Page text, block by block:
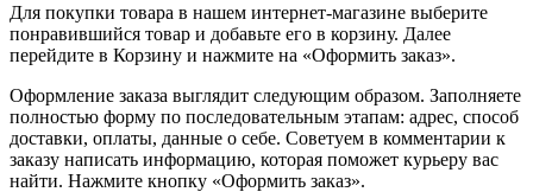
Для покупки товара в нашем интернет-магазине выберите
понравившийся товар и добавьте его в корзину. Далее
перейдите в Корзину и нажмите на «Оформить заказ».
Оформление заказа выглядит следующим образом. Заполняете
полностью форму по последовательным этапам: адрес, способ
доставки, оплаты, данные о себе. Советуем в комментарии к
заказу написать информацию, которая поможет курьеру вас
найти. Нажмите кнопку «Оформить заказ».